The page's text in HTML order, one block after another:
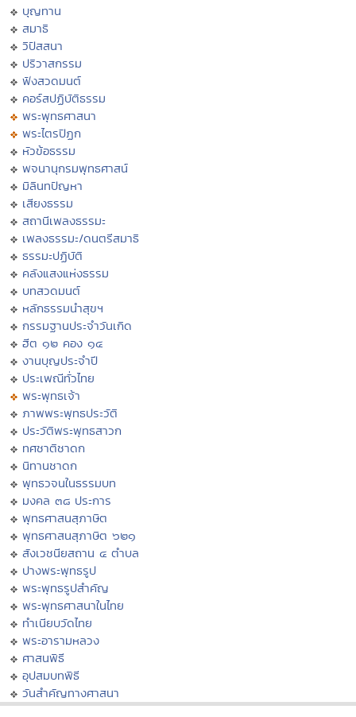
บุญทาน
สมาธิ
วิปัสสนา
ปริวาสกรรม
ฟังสวดมนต์
คอร์สปฏิบัติธรรม
พระพุทธศาสนา
พระไตรปิฏก
หัวข้อธรรม
พจนานุกรมพุทธศาสน์
มิลินทปัญหา
เสียงธรรม
สถานีเพลงธรรมะ
เพลงธรรมะ/ดนตรีสมาธิ
ธรรมะปฏิบัติ
คลังแสงแห่งธรรม
บทสวดมนต์
หลักธรรมนำสุขฯ
กรรมฐานประจำวันเกิด
ฮีต ๑๒ คอง ๑๔
งานบุญประจำปี
ประเพณีทั่วไทย
พระพุทธเจ้า
ภาพพระพุทธประวัติ
ประวัติพระพุทธสาวก
ทศชาติชาดก
นิทานชาดก
พุทธวจนในธรรมบท
มงคล ๓๘ ประการ
พุทธศาสนสุภาษิต
พุทธศาสนสุภาษิต ๖๒๑
สังเวชนียสถาน ๔ ตำบล
ปางพระพุทธรูป
พระพุทธรูปสำคัญ
พระพุทธศาสนาในไทย
ทำเนียบวัดไทย
พระอารามหลวง
ศาสนพิธี
อุปสมบทพิธี
วันสำคัญทางศาสนา